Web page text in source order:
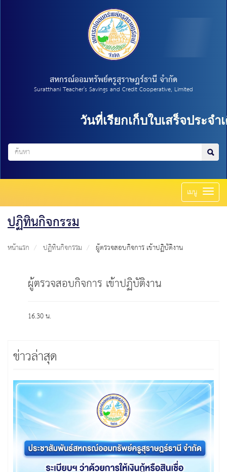
สหกรณ์ออมทรัพย์ครูสุราษฎร์ธานี จำกัด
Suratthani Teacher's Savings and Credit Cooperative, Limited
วันที่เรียกเก็บใบเสร็จประจำเดื
เมนู Toggle
ปฏิทินกิจกรรม
หน้าแรก ปฏิทินกิจกรรม ผู้ตรวจสอบกิจการ เข้าปฏิบัติงาน
ผู้ตรวจสอบกิจการ เข้าปฏิบัติงาน
16.30 น.
ข่าวล่าสุด